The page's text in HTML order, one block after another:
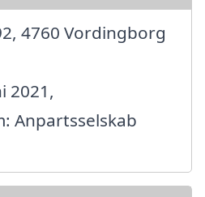
4760 Vordingborg
2021,
Anpartsselskab